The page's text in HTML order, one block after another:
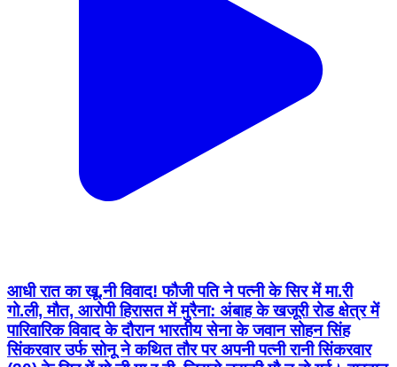
आधी रात का खू.नी विवाद! फौजी पति ने पत्नी के सिर में मा.री
गो.ली, मौत, आरोपी हिरासत में मुरैना: अंबाह के खजूरी रोड क्षेत्र में
पारिवारिक विवाद के दौरान भारतीय सेना के जवान सोहन सिंह
सिंकरवार उर्फ सोनू ने कथित तौर पर अपनी पत्नी रानी सिंकरवार